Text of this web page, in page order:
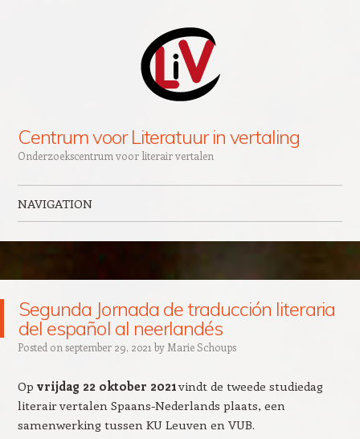
Centrum voor Literatuur in vertaling
Onderzoekscentrum voor literair vertalen
NAVIGATION
Segunda Jornada de traducción literaria
del español al neerlandés
Posted on september 29, 2021 by Marie Schoups
Op vrijdag 22 oktober 2021vindt de tweede studiedag
literair vertalen Spaans-Nederlands plaats, een
samenwerking tussen KU Leuven en VUB.